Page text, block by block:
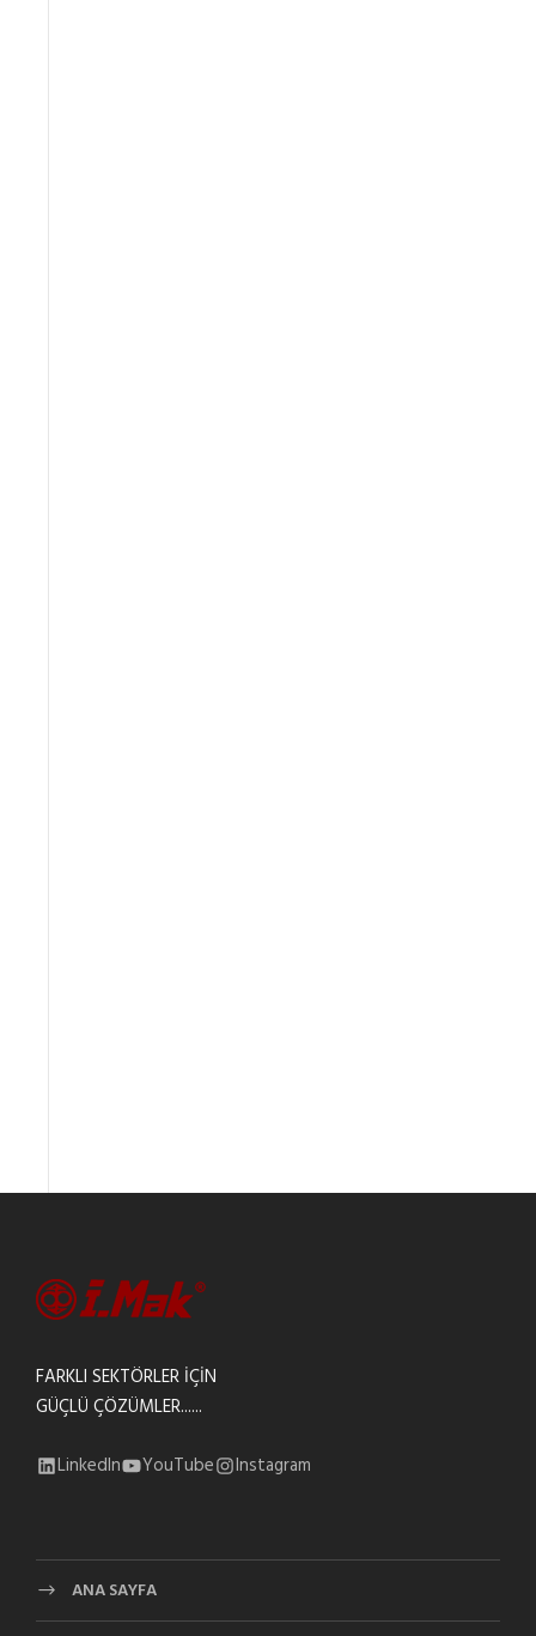
FARKLI SEKTÖRLER İÇİN
GÜÇLÜ ÇÖZÜMLER......
LinkedIn YouTube Instagram
ANA SAYFA